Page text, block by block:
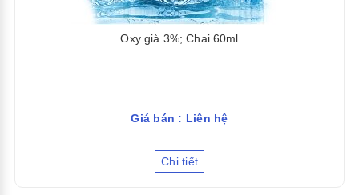
Oxy già 3%; Chai 60ml
Giá bán : Liên hệ
Chi tiết